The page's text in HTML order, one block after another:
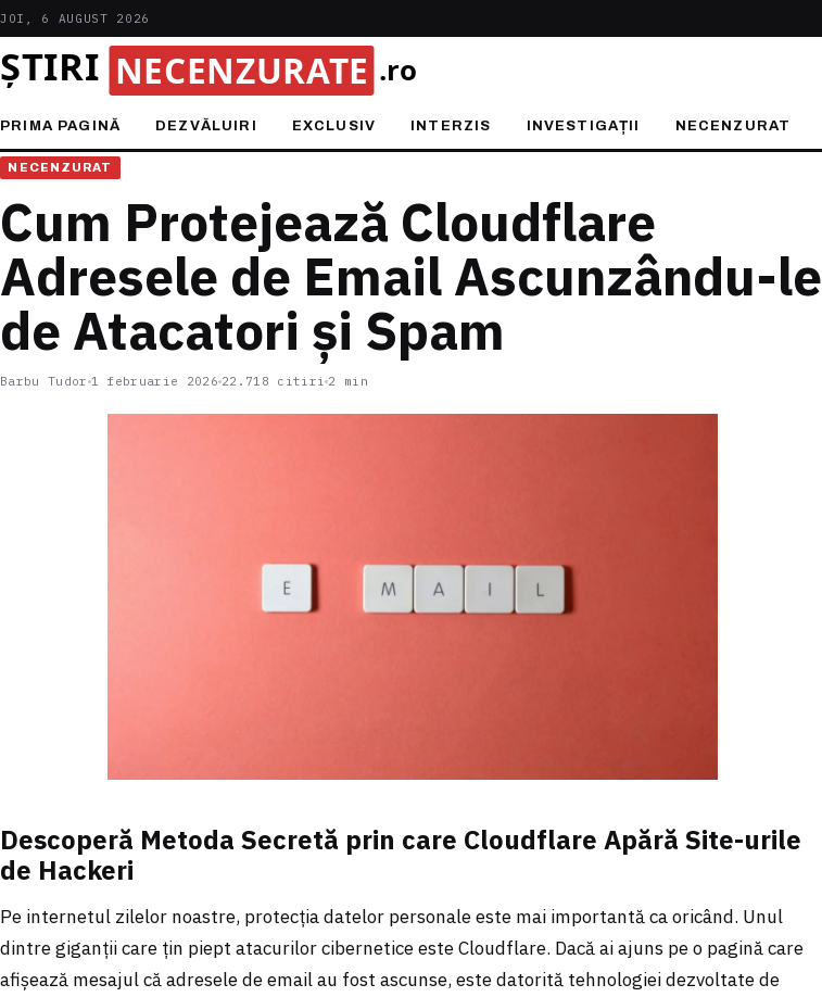
JOI, 6 AUGUST 2026
PRIMA PAGINĂ DEZVĂLUIRI EXCLUSIV INTERZIS INVESTIGAȚII NECENZURAT
NECENZURAT
Cum Protejează Cloudflare
Adresele de Email Ascunzându-le
de Atacatori și Spam
Barbu Tudor 1 februarie 2026 22.718 citiri 2 min
Descoperă Metoda Secretă prin care Cloudflare Apără Site-urile
de Hackeri
Pe internetul zilelor noastre, protecția datelor personale este mai importantă ca oricând. Unul
dintre giganții care țin piept atacurilor cibernetice este Cloudflare. Dacă ai ajuns pe o pagină care
afișează mesajul că adresele de email au fost ascunse, este datorită tehnologiei dezvoltate de